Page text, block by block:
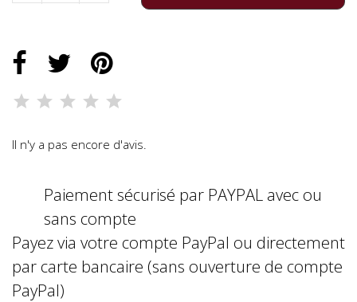
Il n'y a pas encore d'avis.
Paiement sécurisé par PAYPAL avec ou
sans compte
Payez via votre compte PayPal ou directement
par carte bancaire (sans ouverture de compte
PayPal)